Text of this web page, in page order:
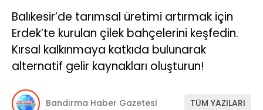
Balıkesir’de tarımsal üretimi artırmak için
Erdek’te kurulan çilek bahçelerini keşfedin.
Kırsal kalkınmaya katkıda bulunarak
alternatif gelir kaynakları oluşturun!
Bandırma Haber Gazetesi TÜM YAZILARI